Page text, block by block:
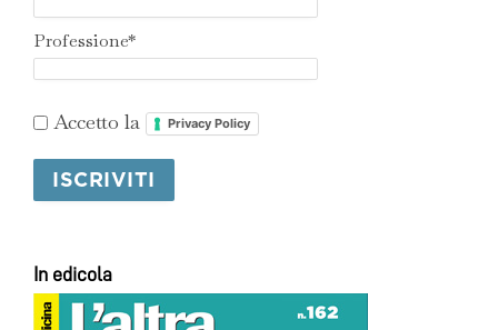
Professione*
Accetto la Privacy Policy
In edicola